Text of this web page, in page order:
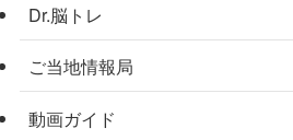
Dr.脳トレ
ご当地情報局
動画ガイド